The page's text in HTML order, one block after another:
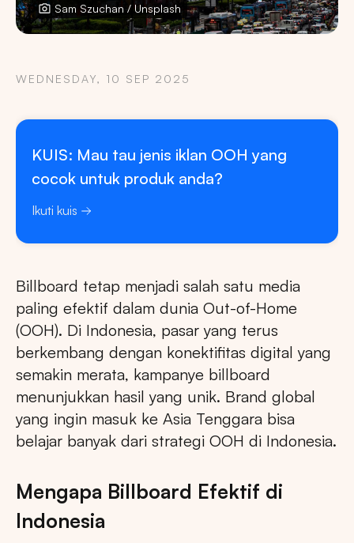
Sam Szuchan / Unsplash
WEDNESDAY, 10 SEP 2025
KUIS: Mau tau jenis iklan OOH yang
cocok untuk produk anda?
Ikuti kuis
Billboard tetap menjadi salah satu media
paling efektif dalam dunia Out-of-Home
(OOH). Di Indonesia, pasar yang terus
berkembang dengan konektifitas digital yang
semakin merata, kampanye billboard
menunjukkan hasil yang unik. Brand global
yang ingin masuk ke Asia Tenggara bisa
belajar banyak dari strategi OOH di Indonesia.
Mengapa Billboard Efektif di
Indonesia